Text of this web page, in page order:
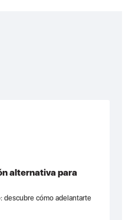
alternativa para
descubre cómo adelantarte